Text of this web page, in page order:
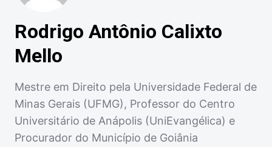
Rodrigo Antônio Calixto
Mello
Mestre em Direito pela Universidade Federal de
Minas Gerais (UFMG), Professor do Centro
Universitário de Anápolis (UniEvangélica) e
Procurador do Município de Goiânia